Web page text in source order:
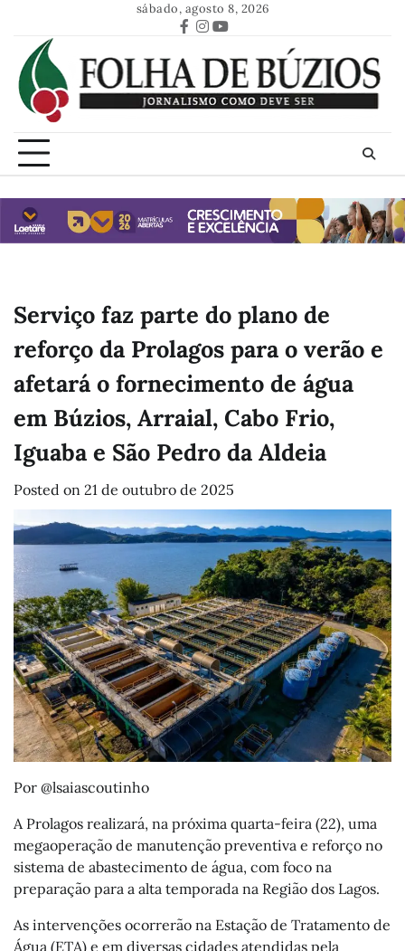
content
sábado, agosto 8, 2026
Facebook
Instagram
Youtube
Serviço faz parte do plano de
reforço da Prolagos para o verão e
afetará o fornecimento de água
em Búzios, Arraial, Cabo Frio,
Iguaba e São Pedro da Aldeia
Posted on 21 de outubro de 2025
Por @lsaiascoutinho
A Prolagos realizará, na próxima quarta-feira (22), uma
megaoperação de manutenção preventiva e reforço no
sistema de abastecimento de água, com foco na
preparação para a alta temporada na Região dos Lagos.
As intervenções ocorrerão na Estação de Tratamento de
Água (ETA) e em diversas cidades atendidas pela